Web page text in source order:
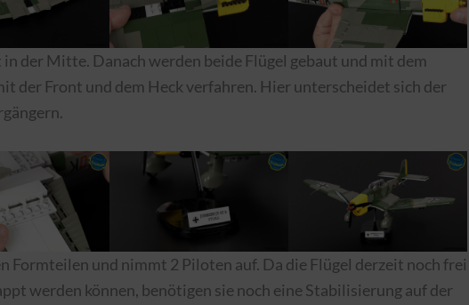
der Mitte. Danach werden beide Flügel gebaut und mit dem
der Front und dem Heck verfahren. Hier unterscheidet sich der
Formteilen und nimmt 2 Piloten auf. Da die Flügel derzeit noch frei
werden können, benötigen sie noch eine Stabilisierung auf der